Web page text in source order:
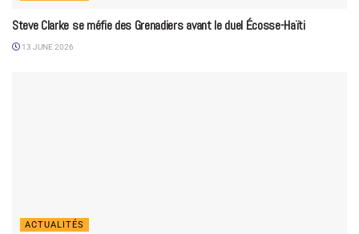
Steve Clarke se méfie des Grenadiers avant le duel Écosse-Haïti
13 JUNE 2026
ACTUALITÉS